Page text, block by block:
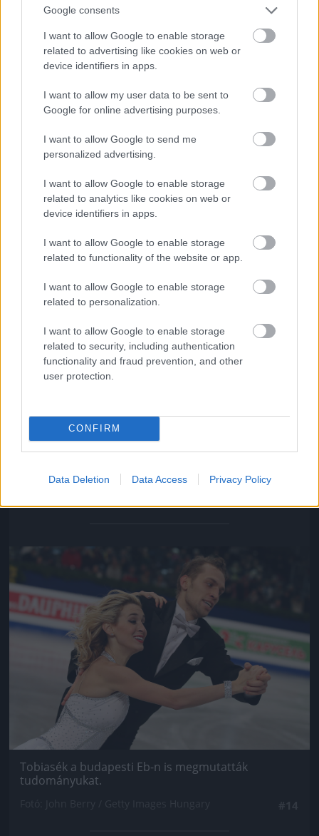
Google consents
I want to allow Google to enable storage
related to advertising like cookies on web or
device identifiers in apps.
I want to allow my user data to be sent to
Google for online advertising purposes.
I want to allow Google to send me
personalized advertising.
I want to allow Google to enable storage
related to analytics like cookies on web or
device identifiers in apps.
I want to allow Google to enable storage
related to functionality of the website or app.
I want to allow Google to enable storage
related to personalization.
I want to allow Google to enable storage
related to security, including authentication
functionality and fraud prevention, and other
user protection.
CONFIRM
Data Deletion Data Access Privacy Policy
Fotó: Mike Hewitt / Getty Images Hungary
Jön még kép!
tagja echte New York-i, de megoldotta a problémát.
Jön még kép!
Tobiasék a budapesti Eb-n is megmutatták
tudományukat.